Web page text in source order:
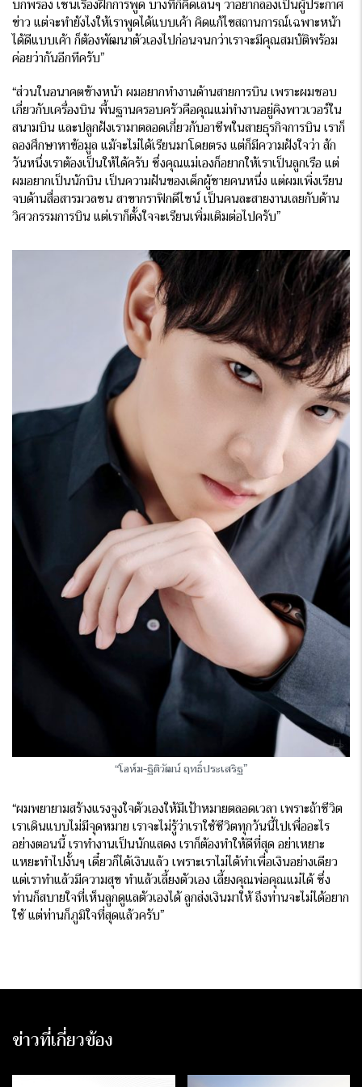
บกพร่อง เช่นเรื่องฝึกการพูด บางทีก็คิดเล่นๆ ว่าอยากลองเป็นผู้ประกาศ
ข่าว แต่จะทำยังไงให้เราพูดได้แบบเค้า คิดแก้ไขสถานการณ์เฉพาะหน้า
ได้ดีแบบเค้า ก็ต้องพัฒนาตัวเองไปก่อนจนกว่าเราจะมีคุณสมบัติพร้อม
ค่อยว่ากันอีกทีครับ”
“ส่วนในอนาคตข้างหน้า ผมอยากทำงานด้านสายการบิน เพราะผมชอบ
เกี่ยวกับเครื่องบิน พื้นฐานครอบครัวคือคุณแม่ทำงานอยู่คิงพาวเวอร์ใน
สนามบิน และปลูกฝังเรามาตลอดเกี่ยวกับอาชีพในสายธุรกิจการบิน เราก็
ลองศึกษาหาข้อมูล แม้จะไม่ได้เรียนมาโดยตรง แต่ก็มีความฝังใจว่า สัก
วันหนึ่งเราต้องเป็นให้ได้ครับ ซึ่งคุณแม่เองก็อยากให้เราเป็นลูกเรือ แต่
ผมอยากเป็นนักบิน เป็นความฝันของเด็กผู้ชายคนหนึ่ง แต่ผมเพิ่งเรียน
จบด้านสื่อสารมวลชน สาขากราฟิกดีไซน์ เป็นคนละสายงานเลยกับด้าน
วิศวกรรมการบิน แต่เราก็ตั้งใจจะเรียนเพิ่มเติมต่อไปครับ”
“โอห์ม-ฐิติวัฒน์ ฤทธิ์ประเสริฐ”
“ผมพยายามสร้างแรงจูงใจตัวเองให้มีเป้าหมายตลอดเวลา เพราะถ้าชีวิต
เราเดินแบบไม่มีจุดหมาย เราจะไม่รู้ว่าเราใช้ชีวิตทุกวันนี้ไปเพื่ออะไร
อย่างตอนนี้ เราทำงานเป็นนักแสดง เราก็ต้องทำให้ดีที่สุด อย่าเหยาะ
แหยะทำไปงั้นๆ เดี๋ยวก็ได้เงินแล้ว เพราะเราไม่ได้ทำเพื่อเงินอย่างเดียว
แต่เราทำแล้วมีความสุข ทำแล้วเลี้ยงตัวเอง เลี้ยงคุณพ่อคุณแม่ได้ ซึ่ง
ท่านก็สบายใจที่เห็นลูกดูแลตัวเองได้ ลูกส่งเงินมาให้ ถึงท่านจะไม่ได้อยาก
ใช้ แต่ท่านก็ภูมิใจที่สุดแล้วครับ”
ข่าวที่เกี่ยวข้อง